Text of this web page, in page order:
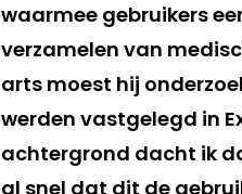
waarmee gebruikers
verzamelen van
arts moest hij
werden vastgelegd in
achtergrond dacht ik
al snel dat dit de